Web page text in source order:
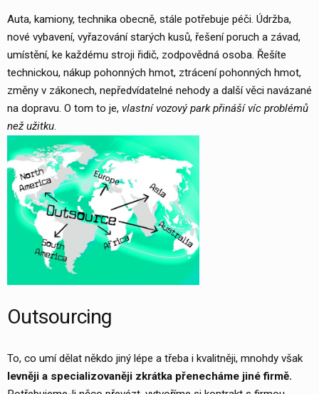
Auta, kamiony, technika obecně, stále potřebuje péči. Údržba,
nové vybavení, vyřazování starých kusů, řešení poruch a závad,
umístění, ke každému stroji řidič, zodpovědná osoba. Řešíte
technickou, nákup pohonných hmot, ztrácení pohonných hmot,
změny v zákonech, nepředvídatelné nehody a další věci navázané
na dopravu. O tom to je, vlastní vozový park přináší víc problémů
než užitku.
Outsourcing
To, co umí dělat někdo jiný lépe a třeba i kvalitněji, mnohdy však
levněji a specializovaněji zkrátka přenecháme jiné firmě.